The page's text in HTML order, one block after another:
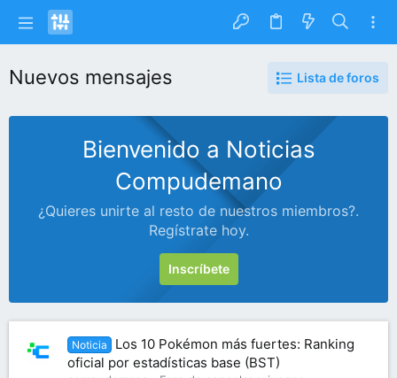
Nuevos mensajes Lista de foros
Bienvenido a Noticias
Compudemano
¿Quieres unirte al resto de nuestros miembros?.
Regístrate hoy.
Inscríbete
Noticia
Los 10 Pokémon más fuertes: Ranking
oficial por estadísticas base (BST)